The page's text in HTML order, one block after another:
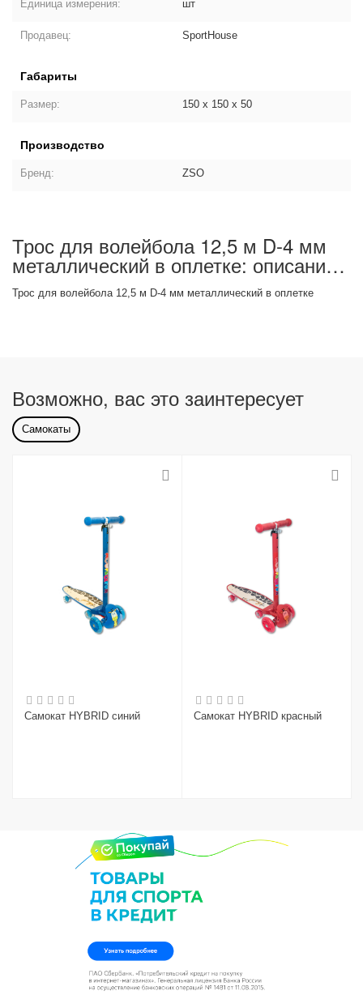
Единица измерения: шт
Продавец: SportHouse
Габариты
Размер: 150 х 150 х 50
Производство
Бренд: ZSO
Трос для волейбола 12,5 м D-4 мм
металлический в оплетке: описание
товара
Трос для волейбола 12,5 м D-4 мм металлический в оплетке
Возможно, вас это заинтересует
Самокаты
Самокат HYBRID синий Самокат HYBRID красный